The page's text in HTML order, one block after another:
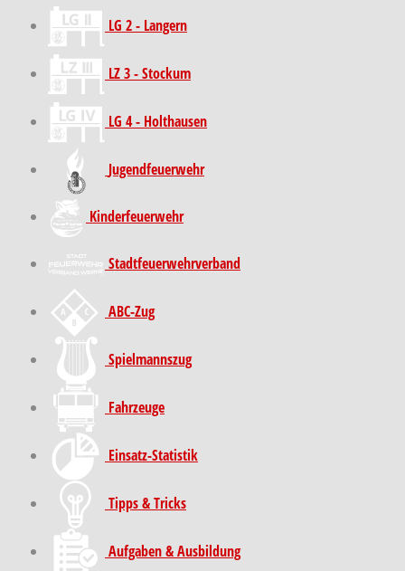
LG 2 - Langern
LZ 3 - Stockum
LG 4 - Holthausen
Jugendfeuerwehr
Kinder­feuer­wehr
Stadt­feuer­wehr­verband
ABC-Zug
Spielmannszug
Fahrzeuge
Einsatz-Statistik
Tipps & Tricks
Aufgaben & Ausbildung